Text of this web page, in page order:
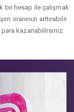
bir hesap ile çalışmak
oranınızı arttırabilir
para kazanabilirsiniz.